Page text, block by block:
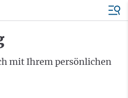
mit Ihrem persönlichen